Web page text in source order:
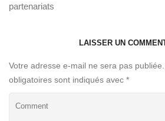
partenariats
LAISSER UN
Votre adresse e-mail ne sera pas publiée.
obligatoires sont indiqués avec *